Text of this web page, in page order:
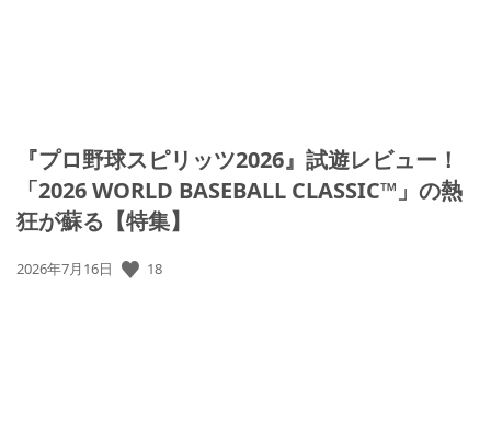
『プロ野球スピリッツ2026』試遊レビュー！
「2026 WORLD BASEBALL CLASSIC™」の熱
狂が蘇る【特集】
公
2026年7月16日 18